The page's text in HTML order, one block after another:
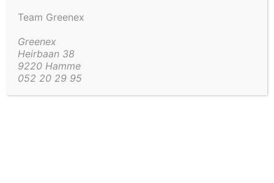
Door in te stemmen met deze technologieën kunnen wij gegevens zoals
toestemming geeft of uw toestemming intrekt, kan dit een nadelige
invloed hebben op bepaalde functies en mogelijkheden.
Mailkassa@greenex.be
Team Greenex
Greenex
Heirbaan 38
9220 Hamme
052 20 29 95